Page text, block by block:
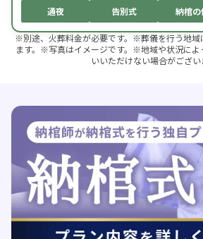
通夜 告別式 納棺の
※別途、火葬料金が必要です。※葬儀を行う地域
ます。※写真はイメージです。※地域や状況によ
いいただけない場合がござい